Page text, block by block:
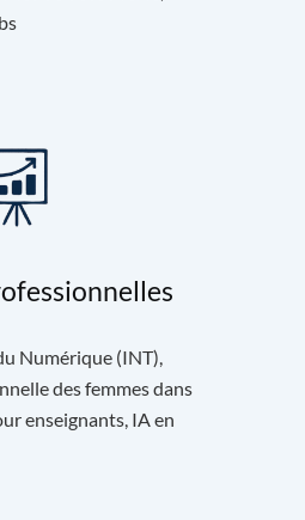
Numérique (INT),
des femmes dans
enseignants, IA en